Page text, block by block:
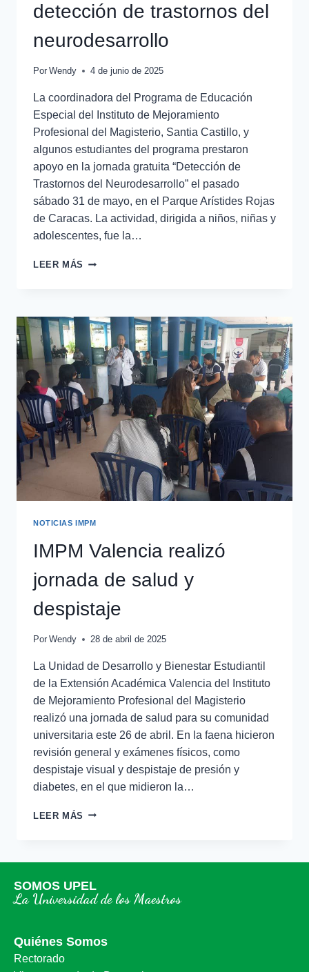
detección de trastornos del
neurodesarrollo
Por Wendy 4 de junio de 2025
La coordinadora del Programa de Educación
Especial del Instituto de Mejoramiento
Profesional del Magisterio, Santia Castillo, y
algunos estudiantes del programa prestaron
apoyo en la jornada gratuita “Detección de
Trastornos del Neurodesarrollo” el pasado
sábado 31 de mayo, en el Parque Arístides Rojas
de Caracas. La actividad, dirigida a niños, niñas y
adolescentes, fue la…
LEER MÁS
NOTICIAS IMPM
IMPM Valencia realizó
jornada de salud y
despistaje
Por Wendy 28 de abril de 2025
La Unidad de Desarrollo y Bienestar Estudiantil
de la Extensión Académica Valencia del Instituto
de Mejoramiento Profesional del Magisterio
realizó una jornada de salud para su comunidad
universitaria este 26 de abril. En la faena hicieron
revisión general y exámenes físicos, como
despistaje visual y despistaje de presión y
diabetes, en el que midieron la…
LEER MÁS
SOMOS UPEL
La Universidad de los Maestros
Quiénes Somos
Rectorado